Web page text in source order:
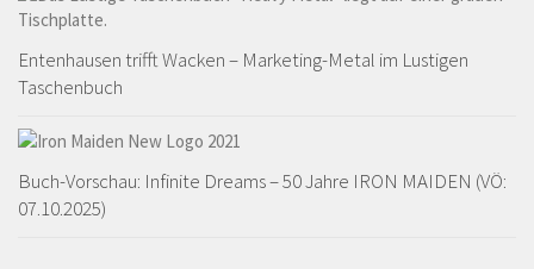
Entenhausen trifft Wacken – Marketing-Metal im Lustigen
Taschenbuch
Buch-Vorschau: Infinite Dreams – 50 Jahre IRON MAIDEN (VÖ:
07.10.2025)